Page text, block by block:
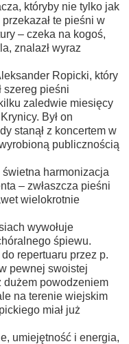
któryby nie tylko jak
te pieśni w
– czeka na kogoś,
znalazł wyraz
Ropicki, który
szereg pieśni
zaledwie miesięcy
Był on
stanął z koncertem w
publicznością
harmonizacja
– zwłaszcza pieśni
wielokrotnie
wywołuje
śpiewu.
repertuaru przez p.
pewnej swoistej
dużem powodzeniem
na terenie wiejskim
miał już
umiejętność i energia,